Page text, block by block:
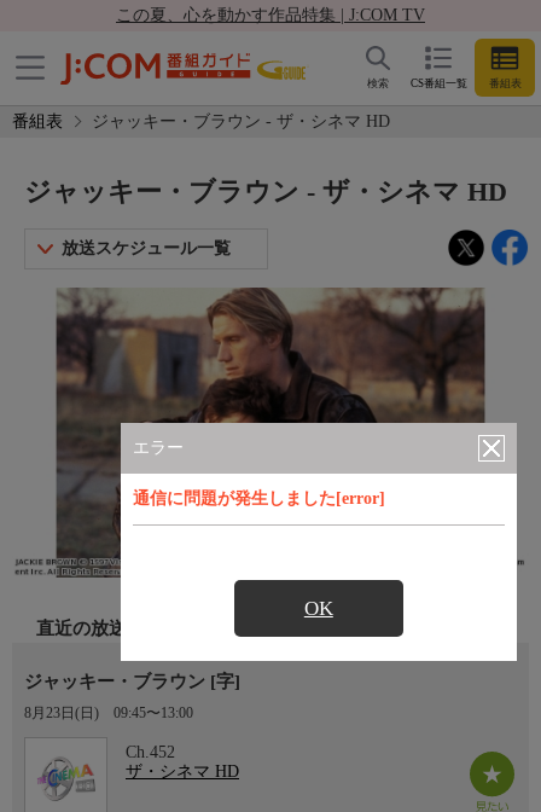
この夏、心を動かす作品特集 | J:COM TV
CS番組一覧 番組表
検索
番組表 ジャッキー・ブラウン - ザ・シネマ HD
エラー
通信に問題が発生しました[error]
OK
ジャッキー・ブラウン - ザ・シネマ HD
放送スケジュール一覧
直近の放送
ジャッキー・ブラウン [字]
8月23日(日) 09:45〜13:00
Ch.452
ザ・シネマ HD